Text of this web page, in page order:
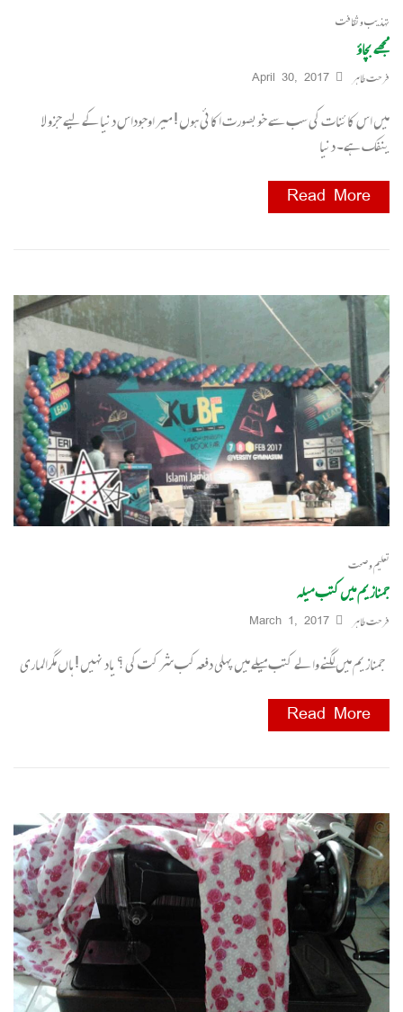
تہذیب و ثقافت
مجھے بچاؤ
فرحت طاہر April 30, 2017
میں اس کائنات کی سب سے خوبصورت اکائی ہوں ! میر اوجوداس دنیا کے لیے جزو لا
ینفک ہے۔ دنیا
Read More
تعلیم و صحت
جمنازیم میں کتب میلہ
فرحت طاہر March 1, 2017
جمنازیم میں لگنے والے کتب میلے میں پہلی دفعہ کب شر کت کی ؟ یاد نہیں ! ہاں مگرالماری
Read More